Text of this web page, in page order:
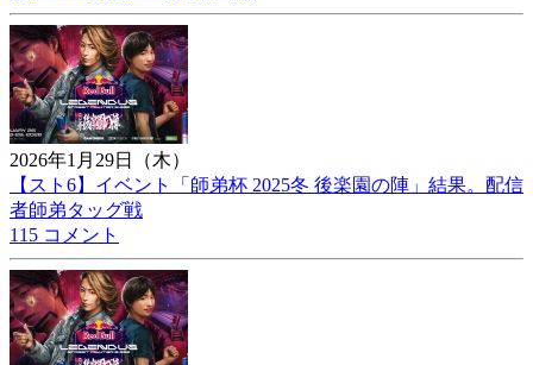
2026年1月29日（木）
【スト6】イベント「師弟杯 2025冬 後楽園の陣」結果。配信
者師弟タッグ戦
115 コメント